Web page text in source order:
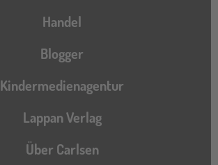
Handel
Blogger
Kindermedienagentur
Lappan Verlag
Über Carlsen